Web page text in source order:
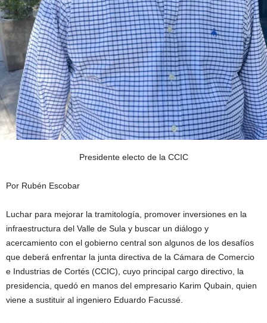
Presidente electo de la CCIC
Por Rubén Escobar
Luchar para mejorar la tramitología, promover inversiones en la
infraestructura del Valle de Sula y buscar un diálogo y
acercamiento con el gobierno central son algunos de los desafíos
que deberá enfrentar la junta directiva de la Cámara de Comercio
e Industrias de Cortés (CCIC), cuyo principal cargo directivo, la
presidencia, quedó en manos del empresario Karim Qubain, quien
viene a sustituir al ingeniero Eduardo Facussé.